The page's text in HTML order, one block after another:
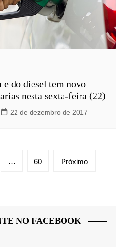
e do diesel tem novo
nesta sexta-feira (22)
22 de dezembro de 2017
… 60 Próximo
NO FACEBOOK